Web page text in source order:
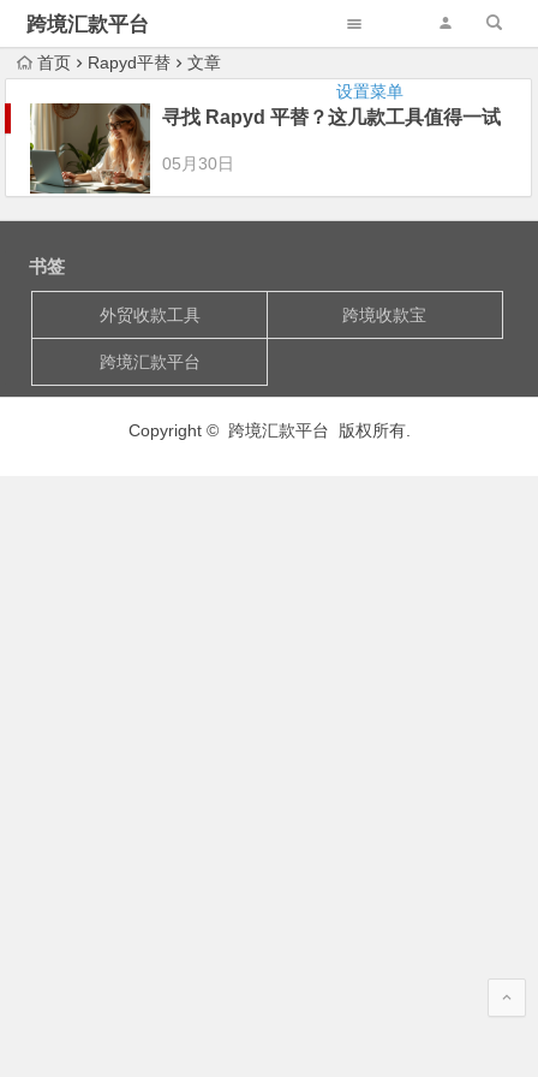
跨境汇款平台
设置菜单
首页 Rapyd平替 文章
寻找 Rapyd 平替？这几款工具值得一试
05月30日
书签
外贸收款工具 跨境收款宝
跨境汇款平台
Copyright © 跨境汇款平台 版权所有.